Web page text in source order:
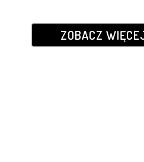
ZOBACZ